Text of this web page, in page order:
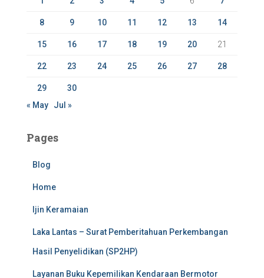
8 9 10 11 12 13 14
15 16 17 18 19 20 21
22 23 24 25 26 27 28
29
30
« May
Jul »
Pages
Blog
Home
Ijin Keramaian
Laka Lantas – Surat Pemberitahuan Perkembangan
Hasil Penyelidikan (SP2HP)
Layanan Buku Kepemilikan Kendaraan Bermotor